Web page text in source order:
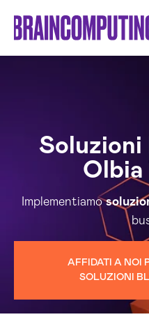
Olbia
Implementiamo
AFFIDATI A NOI
SOLUZIONI